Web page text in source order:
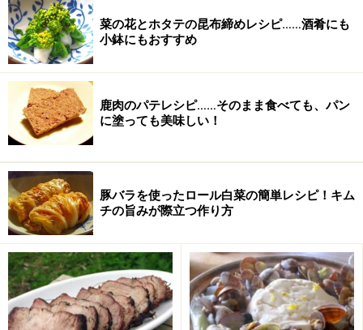
ガレットの作り方・手順
■ガレットの作り方
1
材料をよく混ぜる。
そば粉と薄力粉、塩、卵をボールに入れ、水を少しずつ
菜の花とホタテの昆布締めレシピ……酒肴にも
小鉢にもおすすめ
鹿肉のパテレシピ……そのまま食べても、パン
に塗っても美味しい！
豚バラを使ったロール白菜の簡単レシピ！キム
チの旨みが際立つ作り方